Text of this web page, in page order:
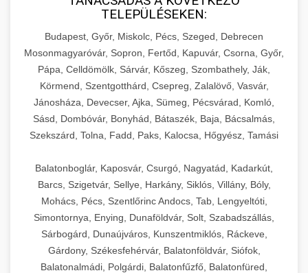
TELEPÜLÉSEKEN:
Budapest, Győr, Miskolc, Pécs, Szeged, Debrecen
Mosonmagyaróvár, Sopron, Fertőd, Kapuvár, Csorna, Győr,
Pápa, Celldömölk, Sárvár, Kőszeg, Szombathely, Ják,
Körmend, Szentgotthárd, Csepreg, Zalalövő, Vasvár,
Jánosháza, Devecser, Ajka, Sümeg, Pécsvárad, Komló,
Sásd, Dombóvár, Bonyhád, Bátaszék, Baja, Bácsalmás,
Szekszárd, Tolna, Fadd, Paks, Kalocsa, Hőgyész, Tamási
Balatonboglár, Kaposvár, Csurgó, Nagyatád, Kadarkút,
Barcs, Szigetvár, Sellye, Harkány, Siklós, Villány, Bóly,
Mohács, Pécs, Szentlőrinc Andocs, Tab, Lengyeltóti,
Simontornya, Enying, Dunaföldvár, Solt, Szabadszállás,
Sárbogárd, Dunaújváros, Kunszentmiklós, Ráckeve,
Gárdony, Székesfehérvár, Balatonföldvár, Siófok,
Balatonalmádi, Polgárdi, Balatonfűzfő, Balatonfüred,